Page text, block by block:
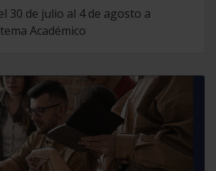
30 de julio al 4 de agosto a
Académico